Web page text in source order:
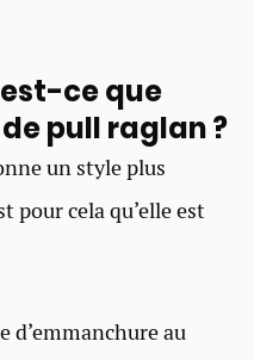
ce que
pull raglan ?​
un style plus
pour cela qu’elle est
d’emmanchure au